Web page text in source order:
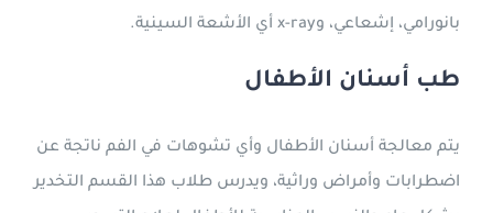
بانورامي، إشعاعي، وx-ray أي الأشعة السينية.
طب أسنان الأطفال
يتم معالجة أسنان الأطفال وأي تشوهات في الفم ناتجة عن
اضطرابات وأمراض وراثية، ويدرس طلاب هذا القسم التخدير